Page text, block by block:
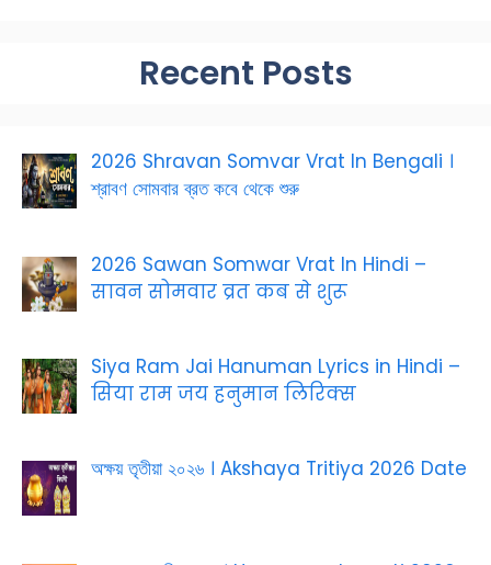
Recent Posts
2026 Shravan Somvar Vrat In Bengali ।
শ্রাবণ সোমবার ব্রত কবে থেকে শুরু
2026 Sawan Somwar Vrat In Hindi –
सावन सोमवार व्रत कब से शुरू
Siya Ram Jai Hanuman Lyrics in Hindi –
सिया राम जय हनुमान लिरिक्स
অক্ষয় তৃতীয়া ২০২৬ । Akshaya Tritiya 2026 Date